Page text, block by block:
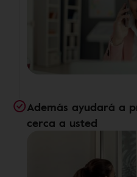
Además ayudará a
cerca a usted